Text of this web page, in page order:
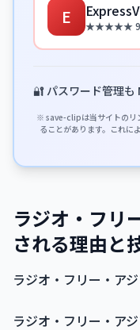
E ★★★★★
🔐 パスワード管理
※ save-clipは当サイトのリ
ることがあります。これに
ラジオ・フリ
される理由と
ラジオ・フリー・ア
ラジオ・フリー・ア